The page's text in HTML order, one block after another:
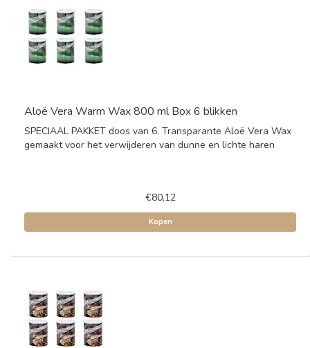
Aloë Vera Warm Wax 800 ml Box 6 blikken
SPECIAAL PAKKET doos van 6. Transparante Aloë Vera Wax
gemaakt voor het verwijderen van dunne en lichte haren
€80,12
Kopen